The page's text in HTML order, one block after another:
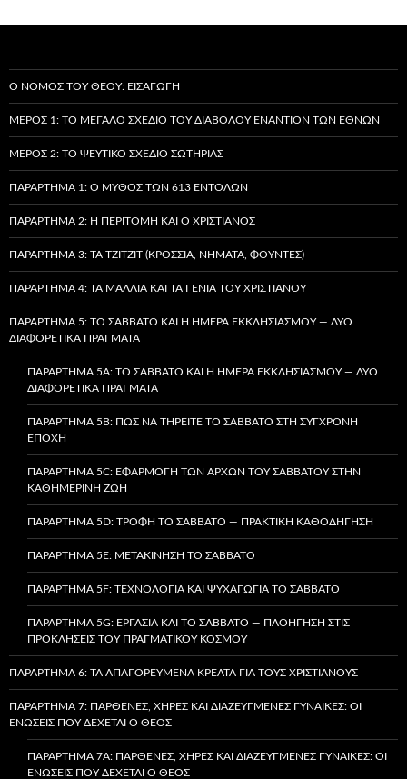
Ο ΝΌΜΟΣ ΤΟΥ ΘΕΟΎ: ΕΙΣΑΓΩΓΉ
ΜΈΡΟΣ 1: ΤΟ ΜΕΓΆΛΟ ΣΧΈΔΙΟ ΤΟΥ ΔΙΑΒΌΛΟΥ ΕΝΑΝΤΊΟΝ ΤΩΝ ΕΘΝΏΝ
ΜΈΡΟΣ 2: ΤΟ ΨΕΎΤΙΚΟ ΣΧΈΔΙΟ ΣΩΤΗΡΊΑΣ
ΠΑΡΆΡΤΗΜΑ 1: Ο ΜΎΘΟΣ ΤΩΝ 613 ΕΝΤΟΛΏΝ
ΠΑΡΆΡΤΗΜΑ 2: Η ΠΕΡΙΤΟΜΉ ΚΑΙ Ο ΧΡΙΣΤΙΑΝΌΣ
ΠΑΡΆΡΤΗΜΑ 3: ΤΑ TZITZIT (ΚΡΌΣΣΙΑ, ΝΉΜΑΤΑ, ΦΟΎΝΤΕΣ)
ΠΑΡΆΡΤΗΜΑ 4: ΤΑ ΜΑΛΛΙΆ ΚΑΙ ΤΑ ΓΈΝΙΑ ΤΟΥ ΧΡΙΣΤΙΑΝΟΎ
ΠΑΡΆΡΤΗΜΑ 5: ΤΟ ΣΆΒΒΑΤΟ ΚΑΙ Η ΗΜΈΡΑ ΕΚΚΛΗΣΙΑΣΜΟΎ — ΔΎΟ
ΔΙΑΦΟΡΕΤΙΚΆ ΠΡΆΓΜΑΤΑ
ΠΑΡΆΡΤΗΜΑ 5A: ΤΟ ΣΆΒΒΑΤΟ ΚΑΙ Η ΗΜΈΡΑ ΕΚΚΛΗΣΙΑΣΜΟΎ — ΔΎΟ
ΔΙΑΦΟΡΕΤΙΚΆ ΠΡΆΓΜΑΤΑ
ΠΑΡΆΡΤΗΜΑ 5B: ΠΏΣ ΝΑ ΤΗΡΕΊΤΕ ΤΟ ΣΆΒΒΑΤΟ ΣΤΗ ΣΎΓΧΡΟΝΗ
ΕΠΟΧΉ
ΠΑΡΆΡΤΗΜΑ 5C: ΕΦΑΡΜΟΓΉ ΤΩΝ ΑΡΧΏΝ ΤΟΥ ΣΑΒΒΆΤΟΥ ΣΤΗΝ
ΚΑΘΗΜΕΡΙΝΉ ΖΩΉ
ΠΑΡΆΡΤΗΜΑ 5D: ΤΡΟΦΉ ΤΟ ΣΆΒΒΑΤΟ — ΠΡΑΚΤΙΚΉ ΚΑΘΟΔΉΓΗΣΗ
ΠΑΡΆΡΤΗΜΑ 5E: ΜΕΤΑΚΊΝΗΣΗ ΤΟ ΣΆΒΒΑΤΟ
ΠΑΡΆΡΤΗΜΑ 5F: ΤΕΧΝΟΛΟΓΊΑ ΚΑΙ ΨΥΧΑΓΩΓΊΑ ΤΟ ΣΆΒΒΑΤΟ
ΠΑΡΆΡΤΗΜΑ 5G: ΕΡΓΑΣΊΑ ΚΑΙ ΤΟ ΣΆΒΒΑΤΟ — ΠΛΟΉΓΗΣΗ ΣΤΙΣ
ΠΡΟΚΛΉΣΕΙΣ ΤΟΥ ΠΡΑΓΜΑΤΙΚΟΎ ΚΌΣΜΟΥ
ΠΑΡΆΡΤΗΜΑ 6: ΤΑ ΑΠΑΓΟΡΕΥΜΈΝΑ ΚΡΈΑΤΑ ΓΙΑ ΤΟΥΣ ΧΡΙΣΤΙΑΝΟΎΣ
ΠΑΡΆΡΤΗΜΑ 7: ΠΑΡΘΈΝΕΣ, ΧΉΡΕΣ ΚΑΙ ΔΙΑΖΕΥΓΜΈΝΕΣ ΓΥΝΑΊΚΕΣ: ΟΙ
ΕΝΏΣΕΙΣ ΠΟΥ ΔΈΧΕΤΑΙ Ο ΘΕΌΣ
ΠΑΡΆΡΤΗΜΑ 7A: ΠΑΡΘΈΝΕΣ, ΧΉΡΕΣ ΚΑΙ ΔΙΑΖΕΥΓΜΈΝΕΣ ΓΥΝΑΊΚΕΣ: ΟΙ
ΕΝΏΣΕΙΣ ΠΟΥ ΔΈΧΕΤΑΙ Ο ΘΕΌΣ